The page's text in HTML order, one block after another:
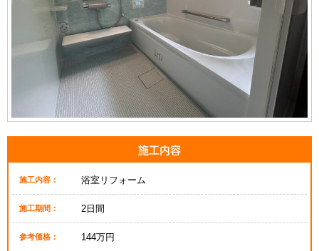
施工内容
施工内容： 浴室リフォーム
施工期間： 2日間
参考価格： 144万円